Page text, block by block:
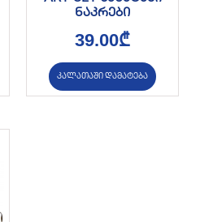
ნაკრები
39.00₾
კალათაში დამატება